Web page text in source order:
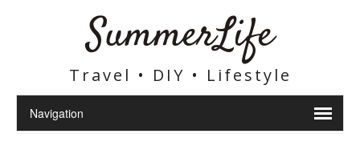
SummerLife
Travel • DIY • Lifestyle